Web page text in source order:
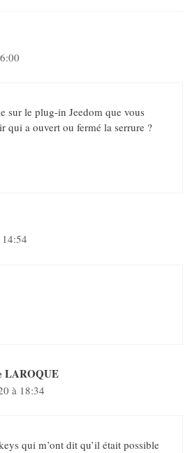
sur le plug-in Jeedom que vous
qui a ouvert ou fermé la serrure ?
LAROQUE
à 18:34
qui m’ont dit qu’il était possible